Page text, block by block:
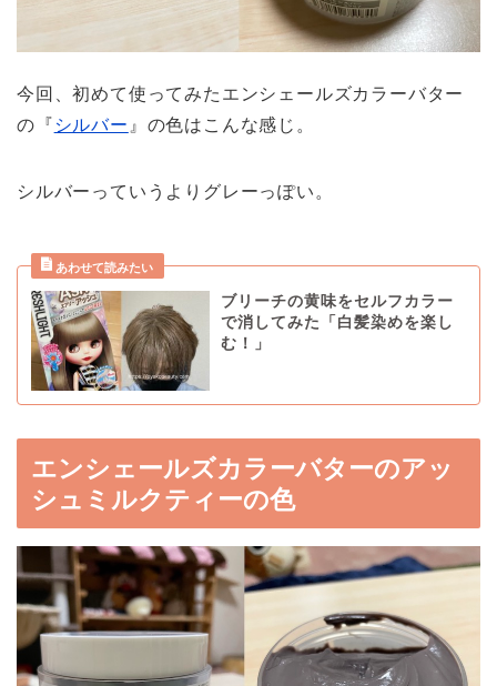
今回、初めて使ってみたエンシェールズカラーバター
の『 シルバー 』の色はこんな感じ。
シルバーっていうよりグレーっぽい。
ブリーチの黄味をセルフカラー
で消してみた「白髪染めを楽し
む！」
エンシェールズカラーバターのアッ
シュミルクティーの色